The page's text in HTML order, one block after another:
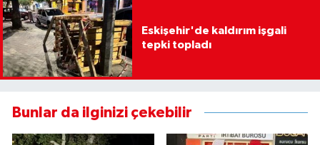
Eskişehir'de kaldırım işgali
tepki topladı
Bunlar da ilginizi çekebilir